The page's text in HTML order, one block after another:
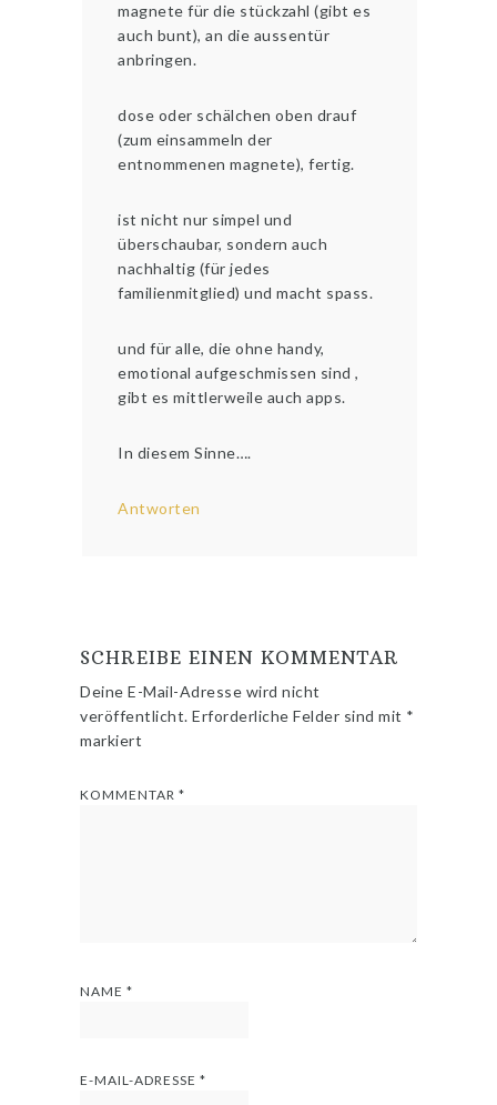
magnete für die stückzahl (gibt es
auch bunt), an die aussentür
anbringen.
dose oder schälchen oben drauf
(zum einsammeln der
entnommenen magnete), fertig.
ist nicht nur simpel und
überschaubar, sondern auch
nachhaltig (für jedes
familienmitglied) und macht spass.
und für alle, die ohne handy,
emotional aufgeschmissen sind ,
gibt es mittlerweile auch apps.
In diesem Sinne….
Antworten
SCHREIBE EINEN KOMMENTAR
Deine E-Mail-Adresse wird nicht
veröffentlicht. Erforderliche Felder sind mit *
markiert
KOMMENTAR*
NAME*
E-MAIL-ADRESSE*